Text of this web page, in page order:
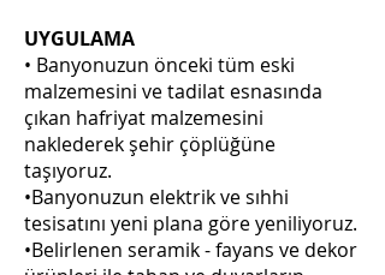
UYGULAMA
• Banyonuzun önceki tüm eski
malzemesini ve tadilat esnasında
çıkan hafriyat malzemesini
naklederek şehir çöplüğüne
taşıyoruz.
•Banyonuzun elektrik ve sıhhi
tesisatını yeni plana göre yeniliyoruz.
•Belirlenen seramik - fayans ve dekor